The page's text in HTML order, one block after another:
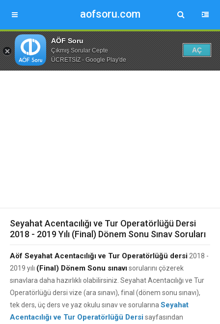
aofsoru.com
AÖF Soru
Çıkmış Sorular Cepte
ÜCRETSİZ - Google Play'de
AÇ
Seyahat Acentacılığı ve Tur Operatörlüğü Dersi
2018 - 2019 Yılı (Final) Dönem Sonu Sınav Soruları
Aöf Seyahat Acentacılığı ve Tur Operatörlüğü dersi 2018 -
2019 yılı (Final) Dönem Sonu sınavısorularını çözerek
sınavlara daha hazırlıklı olabilirsiniz. Seyahat Acentacılığı ve Tur
Operatörlüğü dersi vize (ara sınavı), final (dönem sonu sınavı),
tek ders, üç ders ve yaz okulu sınav ve sorularına Seyahat
Acentacılığı ve Tur Operatörlüğü Dersisayfasından